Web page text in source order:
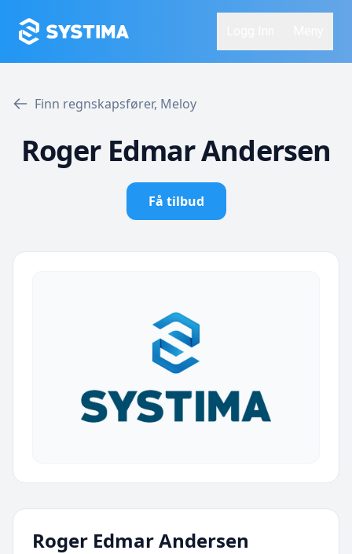
Finn regnskapsfører, Meloy
Roger Edmar Andersen
Få tilbud
Roger Edmar Andersen